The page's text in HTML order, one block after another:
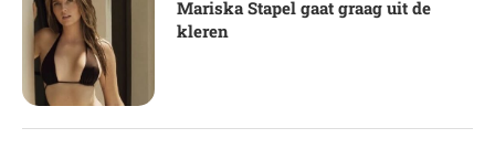
Mariska Stapel gaat graag uit de
kleren